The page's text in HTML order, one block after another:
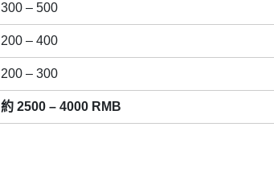
300 – 500
200 – 400
200 – 300
約 2500 – 4000 RMB